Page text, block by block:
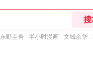
东野圭吾 半小时漫画 文城余华